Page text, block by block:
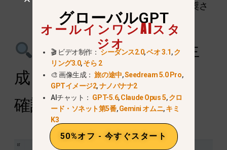
また、Googleの利用規約により推奨さ
れていません。.
Nano Banana Proで生
成された画像かどうかを
確認する方法
グローバルGPT
オールインワンAIスタ
ジオ
🎬 ビデオ制作：シーダンス2.0,ベオ 3.1,ク
リング3.0,そら 2
🎨 画像生成：旅の途中,Seedream 5.0 Pro,
GPTイメージ2,ナノバナナ2
AIチャット： GPT-5.6,Claude Opus 5,クロ
ード・ソネット第5番,Gemini オムニ,キミ
K3
50%オフ - 今すぐスタート